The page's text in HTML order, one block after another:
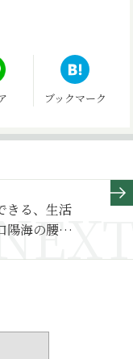
ブックマーク
きる、生活
陽海の腰痛